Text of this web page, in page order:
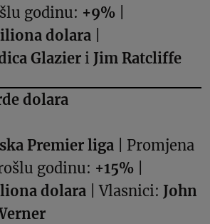
godinu: +9%
dolara
Glazier i Jim Ratcliffe
dolara
Premier liga | Promjena
godinu: +15%
dolara | Vlasnici: John